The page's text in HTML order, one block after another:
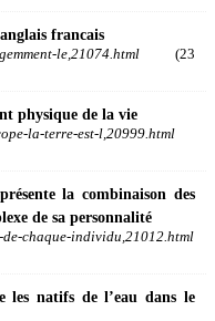
francais
le,21074.html (23
physique de la vie
la-terre-est-l,20999.html
la combinaison des
de sa personnalité
chaque-individu,21012.html
les natifs de l’eau dans le